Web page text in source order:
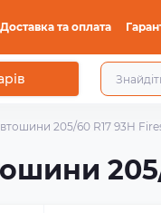
Доставка та оплата
205/60 R17 93H